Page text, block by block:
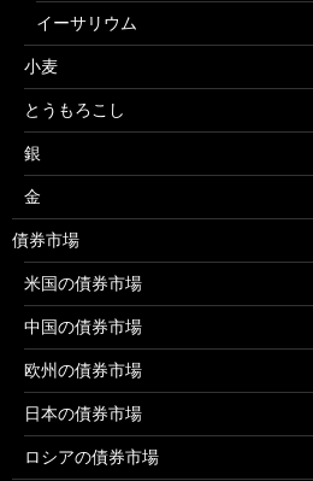
イーサリウム
小麦
とうもろこし
銀
金
債券市場
米国の債券市場
中国の債券市場
欧州の債券市場
日本の債券市場
ロシアの債券市場